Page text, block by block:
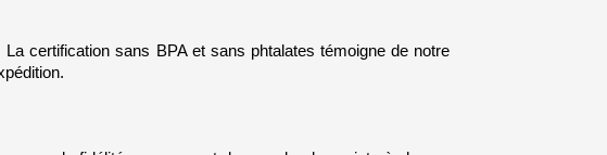
La certification sans BPA et sans phtalates témoigne de notre